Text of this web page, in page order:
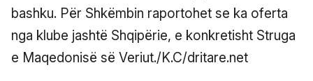
bashku. Për Shkëmbin raportohet se ka oferta
nga klube jashtë Shqipërie, e konkretisht Struga
e Maqedonisë së Veriut./K.C/dritare.net